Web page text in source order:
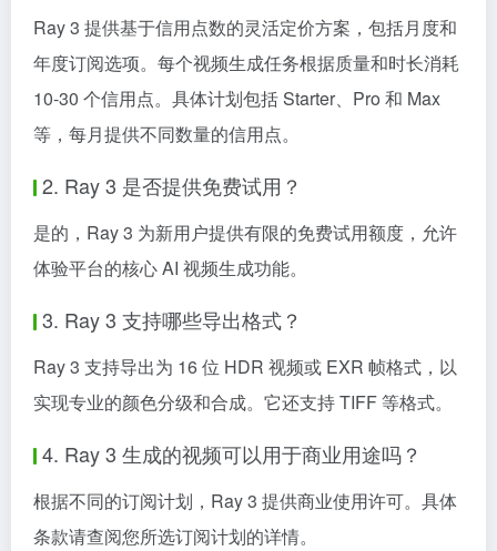
Ray 3 提供基于信用点数的灵活定价方案，包括月度和
年度订阅选项。每个视频生成任务根据质量和时长消耗
10-30 个信用点。具体计划包括 Starter、Pro 和 Max
等，每月提供不同数量的信用点。
2. Ray 3 是否提供免费试用？
是的，Ray 3 为新用户提供有限的免费试用额度，允许
体验平台的核心 AI 视频生成功能。
3. Ray 3 支持哪些导出格式？
Ray 3 支持导出为 16 位 HDR 视频或 EXR 帧格式，以
实现专业的颜色分级和合成。它还支持 TIFF 等格式。
4. Ray 3 生成的视频可以用于商业用途吗？
根据不同的订阅计划，Ray 3 提供商业使用许可。具体
条款请查阅您所选订阅计划的详情。